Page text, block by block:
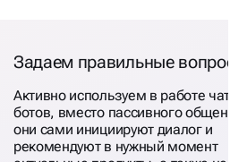
Задаем правильные
Активно используем в работе
ботов, вместо пассивного
они сами инициируют диалог и
рекомендуют в нужный момент